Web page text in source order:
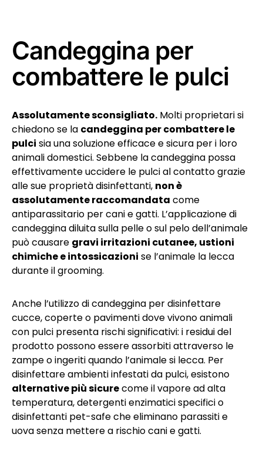
Candeggina per
combattere le pulci
Assolutamente sconsigliato. Molti proprietari si
chiedono se la candeggina per combattere le
pulci sia una soluzione efficace e sicura per i loro
animali domestici. Sebbene la candeggina possa
effettivamente uccidere le pulci al contatto grazie
alle sue proprietà disinfettanti, non è
assolutamente raccomandata come
antiparassitario per cani e gatti. L’applicazione di
candeggina diluita sulla pelle o sul pelo dell’animale
può causare gravi irritazioni cutanee, ustioni
chimiche e intossicazioni se l’animale la lecca
durante il grooming.
Anche l’utilizzo di candeggina per disinfettare
cucce, coperte o pavimenti dove vivono animali
con pulci presenta rischi significativi: i residui del
prodotto possono essere assorbiti attraverso le
zampe o ingeriti quando l’animale si lecca. Per
disinfettare ambienti infestati da pulci, esistono
alternative più sicurecome il vapore ad alta
temperatura, detergenti enzimatici specifici o
disinfettanti pet-safe che eliminano parassiti e
uova senza mettere a rischio cani e gatti.